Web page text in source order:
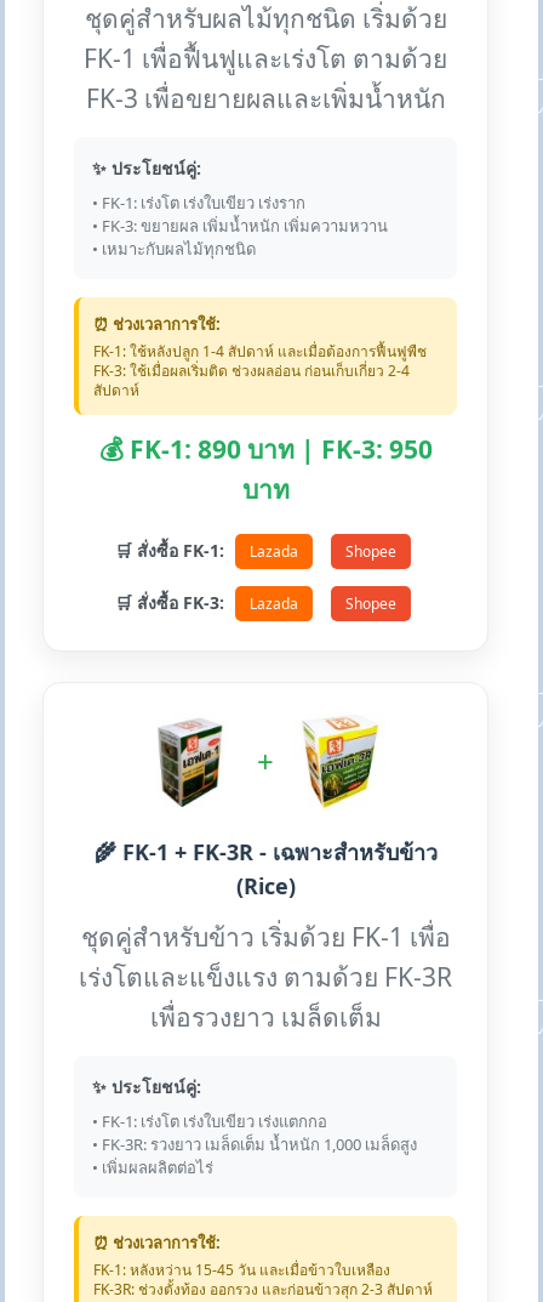
ชุดคู่สำหรับผลไม้ทุกชนิด เริ่มด้วย
FK-1 เพื่อฟื้นฟูและเร่งโต ตามด้วย
FK-3 เพื่อขยายผลและเพิ่มน้ำหนัก
✨ ประโยชน์คู่:
• FK-1: เร่งโต เร่งใบเขียว เร่งราก
• FK-3: ขยายผล เพิ่มน้ำหนัก เพิ่มความหวาน
• เหมาะกับผลไม้ทุกชนิด
⏰ ช่วงเวลาการใช้:
FK-1: ใช้หลังปลูก 1-4 สัปดาห์ และเมื่อต้องการฟื้นฟูพืช
FK-3: ใช้เมื่อผลเริ่มติด ช่วงผลอ่อน ก่อนเก็บเกี่ยว 2-4
สัปดาห์
💰 FK-1: 890 บาท | FK-3: 950
บาท
🛒 สั่งซื้อ FK-1: Lazada Shopee
🛒 สั่งซื้อ FK-3: Lazada Shopee
+
🌾 FK-1 + FK-3R - เฉพาะสำหรับข้าว
(Rice)
ชุดคู่สำหรับข้าว เริ่มด้วย FK-1 เพื่อ
เร่งโตและแข็งแรง ตามด้วย FK-3R
เพื่อรวงยาว เมล็ดเต็ม
✨ ประโยชน์คู่:
• FK-1: เร่งโต เร่งใบเขียว เร่งแตกกอ
• FK-3R: รวงยาว เมล็ดเต็ม น้ำหนัก 1,000 เมล็ดสูง
• เพิ่มผลผลิตต่อไร่
⏰ ช่วงเวลาการใช้:
FK-1: หลังหว่าน 15-45 วัน และเมื่อข้าวใบเหลือง
FK-3R: ช่วงตั้งท้อง ออกรวง และก่อนข้าวสุก 2-3 สัปดาห์